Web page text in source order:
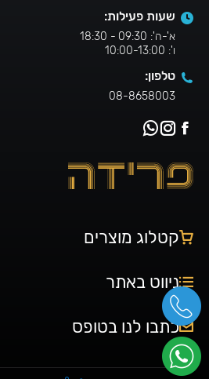
שעות פעילות:
א'-ה': 09:30 - 18:30
ו': 10:00-13:00
טלפון:
08-8658003
קטלוג מוצרים
ניווט באתר
כתבו לנו בטופס